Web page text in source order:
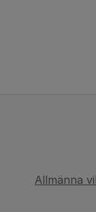
Allmänna